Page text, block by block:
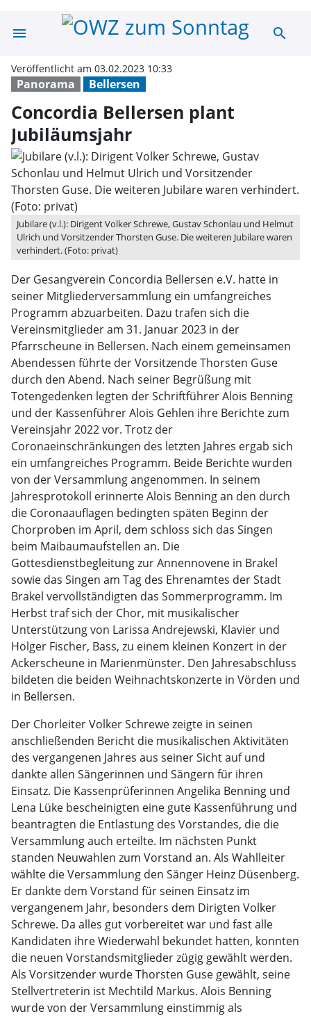
menu Concordia search
Panorama Bellersen
Veröffentlicht am 03.02.2023 10:33
Concordia Bellersen plant
Jubiläumsjahr
Jubilare (v.l.): Dirigent Volker Schrewe, Gustav Schonlau und Helmut
Ulrich und Vorsitzender Thorsten Guse. Die weiteren Jubilare waren
verhindert. (Foto: privat)
Der Gesangverein Concordia Bellersen e.V. hatte in
seiner Mitgliederversammlung ein umfangreiches
Programm abzuarbeiten. Dazu trafen sich die
Vereinsmitglieder am 31. Januar 2023 in der
Pfarrscheune in Bellersen. Nach einem gemeinsamen
Abendessen führte der Vorsitzende Thorsten Guse
durch den Abend. Nach seiner Begrüßung mit
Totengedenken legten der Schriftführer Alois Benning
und der Kassenführer Alois Gehlen ihre Berichte zum
Vereinsjahr 2022 vor. Trotz der
Coronaeinschränkungen des letzten Jahres ergab sich
ein umfangreiches Programm. Beide Berichte wurden
von der Versammlung angenommen. In seinem
Jahresprotokoll erinnerte Alois Benning an den durch
die Coronaauflagen bedingten späten Beginn der
Chorproben im April, dem schloss sich das Singen
beim Maibaumaufstellen an. Die
Gottesdienstbegleitung zur Annennovene in Brakel
sowie das Singen am Tag des Ehrenamtes der Stadt
Brakel vervollständigten das Sommerprogramm. Im
Herbst traf sich der Chor, mit musikalischer
Unterstützung von Larissa Andrejewski, Klavier und
Holger Fischer, Bass, zu einem kleinen Konzert in der
Ackerscheune in Marienmünster. Den Jahresabschluss
bildeten die beiden Weihnachtskonzerte in Vörden und
in Bellersen.
Der Chorleiter Volker Schrewe zeigte in seinen
anschließenden Bericht die musikalischen Aktivitäten
des vergangenen Jahres aus seiner Sicht auf und
dankte allen Sängerinnen und Sängern für ihren
Einsatz. Die Kassenprüferinnen Angelika Benning und
Lena Lüke bescheinigten eine gute Kassenführung und
beantragten die Entlastung des Vorstandes, die die
Versammlung auch erteilte. Im nächsten Punkt
standen Neuwahlen zum Vorstand an. Als Wahlleiter
wählte die Versammlung den Sänger Heinz Düsenberg.
Er dankte dem Vorstand für seinen Einsatz im
vergangenem Jahr, besonders dem Dirigten Volker
Schrewe. Da alles gut vorbereitet war und fast alle
Kandidaten ihre Wiederwahl bekundet hatten, konnten
die neuen Vorstandsmitglieder zügig gewählt werden.
Als Vorsitzender wurde Thorsten Guse gewählt, seine
Stellvertreterin ist Mechtild Markus. Alois Benning
wurde von der Versammlung einstimmig als